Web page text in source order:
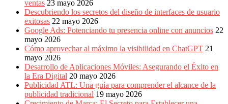
ventas 23 mayo 2026
Descubriendo los secretos del diseño de interfaces de usuario
exitosas 22 mayo 2026
Google Ads: Potenciando tu presencia online con anuncios 22
mayo 2026
Cómo aprovechar al máximo la visibilidad en ChatGPT 21
mayo 2026
Desarrollo de Aplicaciones Móviles: Asegurando el Éxito en
la Era Digital 20 mayo 2026
Publicidad ATL: Una guía para comprender el alcance de la
publicidad tradicional 19 mayo 2026